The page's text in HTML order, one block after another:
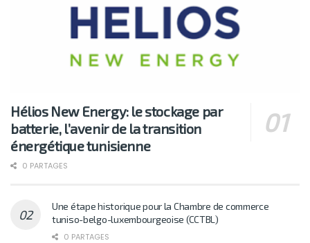
Hélios New Energy: le stockage par
batterie, l’avenir de la transition
énergétique tunisienne
0 PARTAGES
Une étape historique pour la Chambre de commerce
tuniso-belgo-luxembourgeoise (CCTBL)
0 PARTAGES